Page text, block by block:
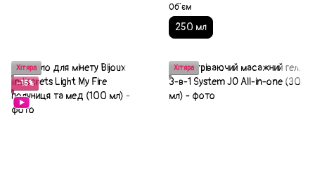
Об`єм
250 мл
Хітяра
−15%
Хітяра